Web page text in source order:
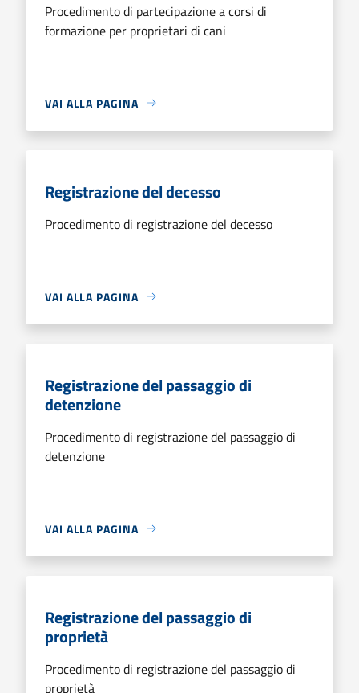
Procedimento di partecipazione a corsi di
formazione per proprietari di cani
VAI ALLA PAGINA
Registrazione del decesso
Procedimento di registrazione del decesso
VAI ALLA PAGINA
Registrazione del passaggio di
detenzione
Procedimento di registrazione del passaggio di
detenzione
VAI ALLA PAGINA
Registrazione del passaggio di
proprietà
Procedimento di registrazione del passaggio di
proprietà